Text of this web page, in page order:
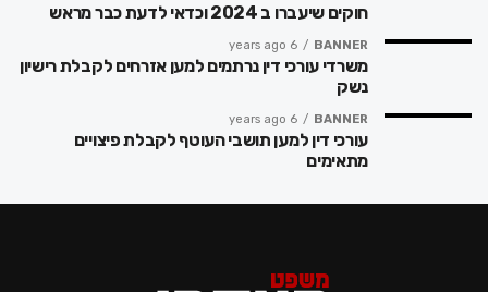
חוקים שיעברו ב 2024 וכדאי לדעת כבר מראש
BANNER
6 years ago
משרדי עורכי דין נרתמים למען אזרחים לקבלת רישיון
נשק
BANNER
6 years ago
עורכי דין למען תושבי העוטף לקבלת פיצויים
מתאימים